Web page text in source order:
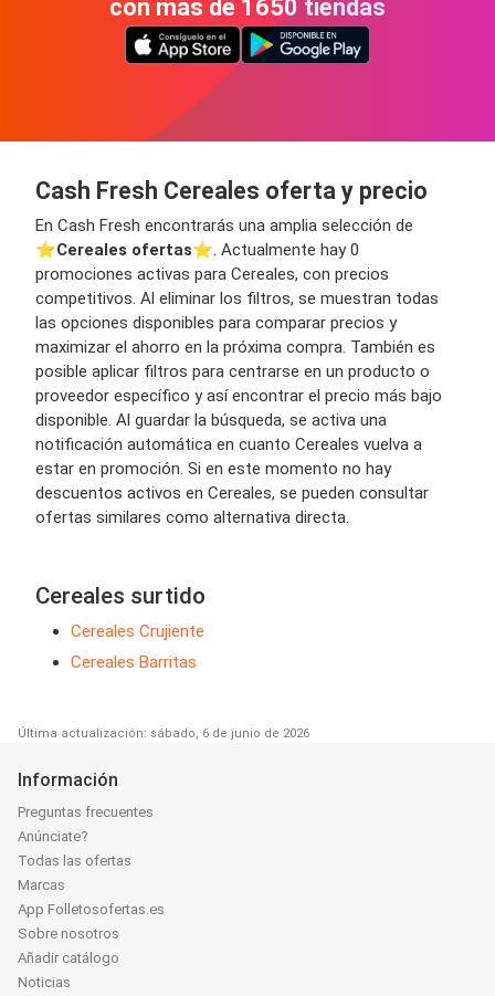
con más de 1650 tiendas
Cash Fresh Cereales oferta y precio
En Cash Fresh encontrarás una amplia selección de
⭐️Cereales ofertas⭐️. Actualmente hay 0
promociones activas para Cereales, con precios
competitivos. Al eliminar los filtros, se muestran todas
las opciones disponibles para comparar precios y
maximizar el ahorro en la próxima compra. También es
posible aplicar filtros para centrarse en un producto o
proveedor específico y así encontrar el precio más bajo
disponible. Al guardar la búsqueda, se activa una
notificación automática en cuanto Cereales vuelva a
estar en promoción. Si en este momento no hay
descuentos activos en Cereales, se pueden consultar
ofertas similares como alternativa directa.
Cereales surtido
Cereales Crujiente
Cereales Barritas
Última actualización: sábado, 6 de junio de 2026
Información
Preguntas frecuentes
Anúnciate?
Todas las ofertas
Marcas
App Folletosofertas.es
Sobre nosotros
Añadir catálogo
Noticias